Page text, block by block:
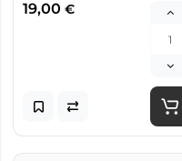
19,00 €